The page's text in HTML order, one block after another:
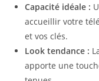
Capacité idéale :
accueillir votre
et vos clés.
Look tendance :
apporte une